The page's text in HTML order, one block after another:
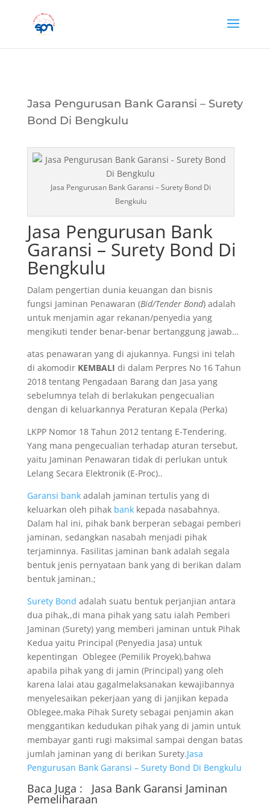
Jasa Pengurusan Bank Garansi – Surety
Bond Di Bengkulu
Jasa Pengurusan Bank Garansi – Surety Bond Di
Bengkulu
Jasa Pengurusan Bank
Garansi – Surety Bond Di
Bengkulu
Dalam pengertian dunia keuangan dan bisnis
fungsi Jaminan Penawaran (Bid/Tender Bond) adalah
untuk menjamin agar rekanan/penyedia yang
mengikuti tender benar-benar bertanggung jawab…
atas penawaran yang di ajukannya. Fungsi ini telah
di akomodir KEMBALI di dalam Perpres No 16 Tahun
2018 tentang Pengadaan Barang dan Jasa yang
sebelumnya telah di berlakukan pengecualian
dengan di keluarkannya Peraturan Kepala (Perka)
LKPP Nomor 18 Tahun 2012 tentang E-Tendering.
Yang mana pengecualian terhadap aturan tersebut,
yaitu Jaminan Penawaran tidak di perlukan untuk
Lelang Secara Elektronik (E-Proc)..
Garansi bankadalah jaminan tertulis yang di
keluarkan oleh pihak bankkepada nasabahnya.
Dalam hal ini, pihak bank berperan sebagai pemberi
jaminan, sedangkan nasabah menjadi pihak
terjaminnya. Fasilitas jaminan bank adalah segala
bentuk jenis pernyataan bank yang di berikan dalam
bentuk jaminan.;
Surety Bond adalah suatu bentuk perjanjian antara
dua pihak,,di mana pihak yang satu ialah Pemberi
Jaminan (Surety) yang memberi jaminan untuk Pihak
Kedua yaitu Principal (Penyedia Jasa) untuk
kepentingan Oblegee (Pemilik Proyek),bahwa
apabila pihak yang di jamin (Principal) yang oleh
karena lalai atau gagalmelaksanakan kewajibannya
menyelesaikan pekerjaan yang di janjikan kepada
Oblegee,maka Pihak Surety sebagai penjamin akan
menggantikan kedudukan pihak yang di jamin untuk
membayar ganti rugi maksimal sampai dengan batas
jumlah jaminan yang di berikan Surety.Jasa
Pengurusan Bank Garansi – Surety Bond Di Bengkulu
Baca Juga : Jasa Bank Garansi Jaminan
Pemeliharaan